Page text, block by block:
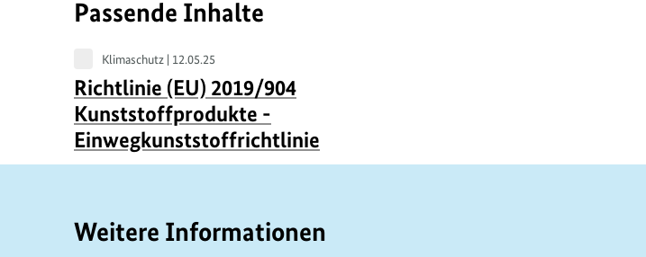
Passende Inhalte
e
Klimaschutz | 12.05.25
Richtlinie (EU) 2019/904
Kunststoffprodukte -
Einwegkunststoffrichtlinie
Weitere Informationen